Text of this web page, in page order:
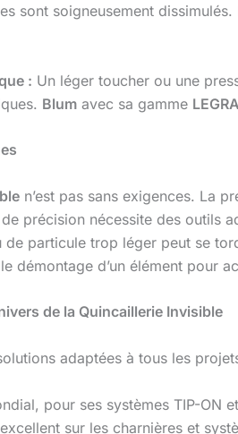
sont soigneusement
: Un léger toucher ou une
Blum avec sa gamme
n’est pas sans exigences. La
de précision nécessite des outils
particule trop léger peut se
démontage d’un élément pour
de la Quincaillerie Invisible
adaptées à tous les
pour ses systèmes TIP-ON
sur les charnières et